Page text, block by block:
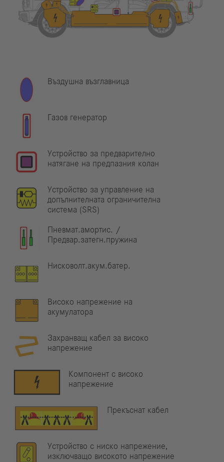
Въздушна възглавница
Газов генератор
Устройство за предварително
натягане на предпазния колан
Устройство за управление на
допълнителната ограничителна
система (SRS)
Пневмат.амортис. /
Предвар.затегн.пружина
Нисковолт.акум.батер.
Високо напрежение на
акумулатора
Захранващ кабел за високо
напрежение
Компонент с високо
напрежение
Прекъснат кабел
Устройство с ниско напрежение,
изключващо високото напрежение